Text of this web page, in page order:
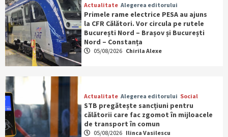
Actualitate Alegerea editorului
Primele rame electrice PESA au ajuns
la CFR Călători. Vor circula pe rutele
București Nord – Brașov și București
Nord – Constanța
05/08/2026 Chirila Alexe
Actualitate Alegerea editorului Social
STB pregătește sancțiuni pentru
călătorii care fac zgomot în mijloacele
de transport în comun
05/08/2026 Ilinca Vasilescu